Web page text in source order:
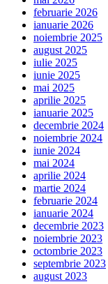
februarie 2026
ianuarie 2026
noiembrie 2025
august 2025
iulie 2025
iunie 2025
mai 2025
aprilie 2025
ianuarie 2025
decembrie 2024
noiembrie 2024
iunie 2024
mai 2024
aprilie 2024
martie 2024
februarie 2024
ianuarie 2024
decembrie 2023
noiembrie 2023
octombrie 2023
septembrie 2023
august 2023